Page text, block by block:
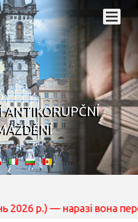
ANTIKORUPČNÍ
р.) — наразі вона